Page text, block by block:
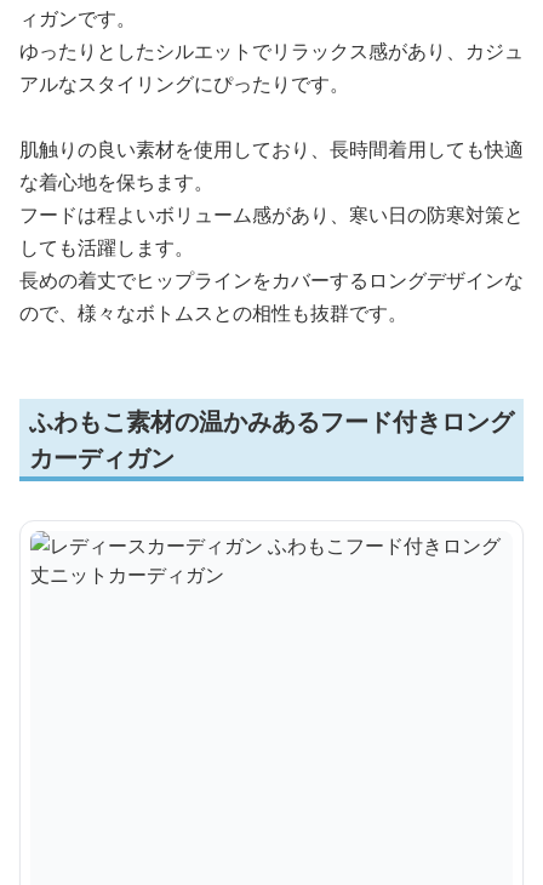
ィガンです。
ゆったりとしたシルエットでリラックス感があり、カジュ
アルなスタイリングにぴったりです。
肌触りの良い素材を使用しており、長時間着用しても快適
な着心地を保ちます。
フードは程よいボリューム感があり、寒い日の防寒対策と
しても活躍します。
長めの着丈でヒップラインをカバーするロングデザインな
ので、様々なボトムスとの相性も抜群です。
ふわもこ素材の温かみあるフード付きロング
カーディガン